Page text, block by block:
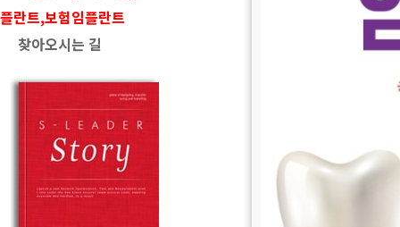
플란트,보험임플란트
찾아오시는 길